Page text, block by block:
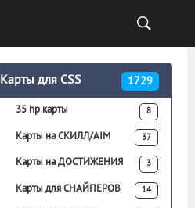
Карты для CSS 1729
35 hp карты 8
Карты на СКИЛЛ/AIM 37
Карты на ДОСТИЖЕНИЯ 3
Карты для СНАЙПЕРОВ 14